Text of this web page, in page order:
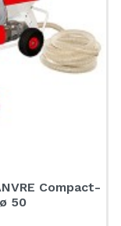
Compact-
50